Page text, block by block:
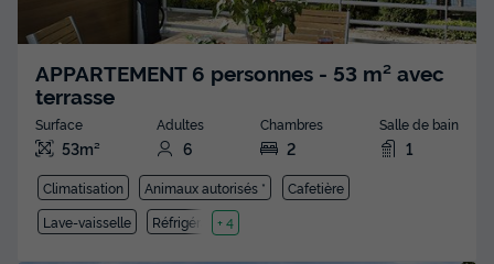
APPARTEMENT 6 personnes - 53 m² avec
terrasse
Surface
53m²
Adultes
6
Chambres
2
Salle de bain
1
Climatisation Animaux autorisés *
Cafetière
Lave-vaisselle
Réfrigérateur
+ 4